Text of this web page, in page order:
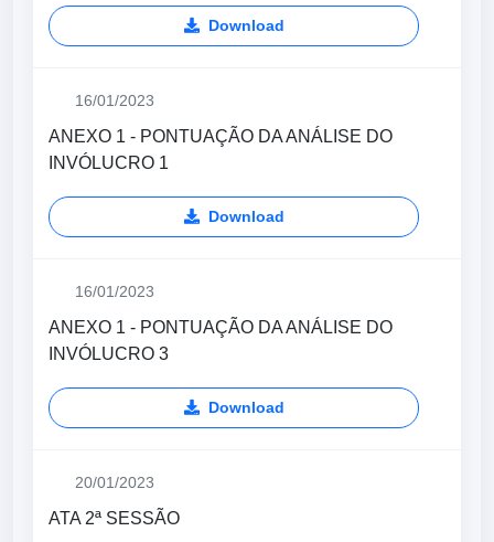
Download
16/01/2023
ANEXO 1 - PONTUAÇÃO DA ANÁLISE DO
INVÓLUCRO 1
Download
16/01/2023
ANEXO 1 - PONTUAÇÃO DA ANÁLISE DO
INVÓLUCRO 3
Download
20/01/2023
ATA 2ª SESSÃO